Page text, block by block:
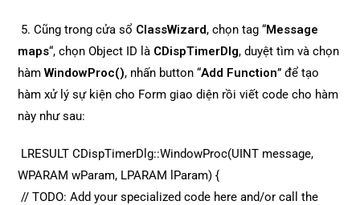
5. Cũng trong cửa sổ ClassWizard, chọn tag “Message
maps“, chọn Object ID là CDispTimerDlg, duyệt tìm và chọn
hàmWindowProc(), nhấn button “Add Function” để tạo
hàm xử lý sự kiện cho Form giao diện rồi viết code cho hàm
này như sau:
LRESULT CDispTimerDlg::WindowProc(UINT message,
WPARAM wParam, LPARAM lParam) {
// TODO: Add your specialized code here and/or call the